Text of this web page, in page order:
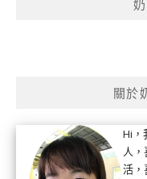
關於
Hi，
人
活，